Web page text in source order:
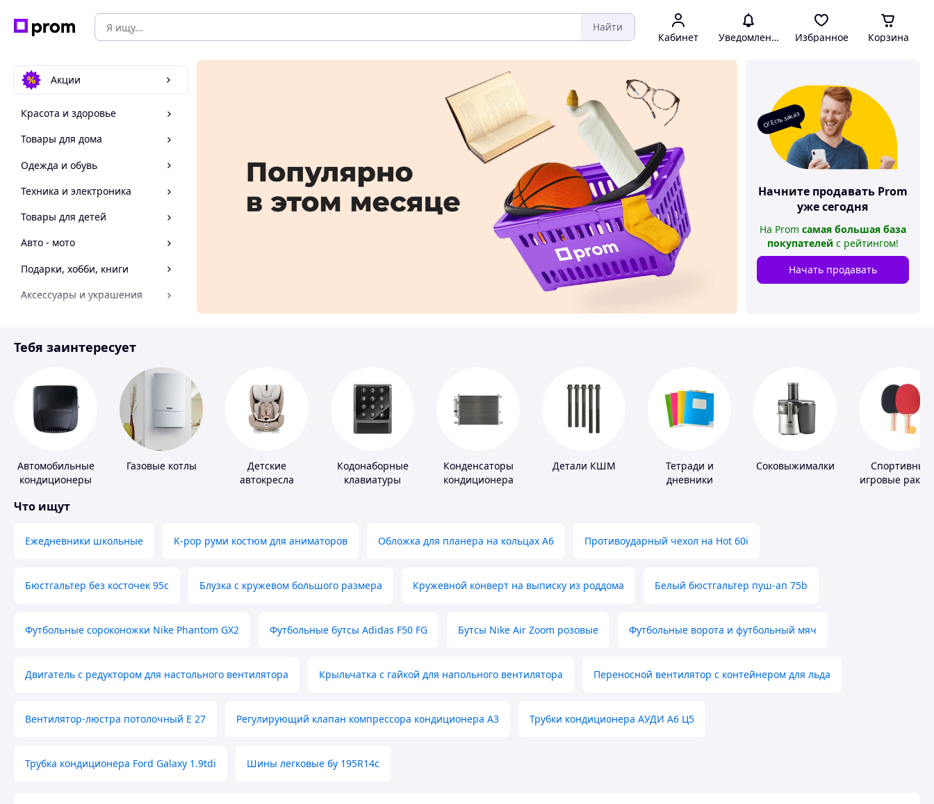
Найти
Кабинет Уведомления Избранное Корзина
Акции
Красота и здоровье
Товары для дома
Одежда и обувь
Техника и электроника
Товары для детей
Авто - мото
Подарки, хобби, книги
Аксессуары и украшения
Спорт и отдых
О! Есть заказ
Начните продавать Prom
уже сегодня
На Prom самая большая база
покупателей с рейтингом!
Начать продавать
Тебя заинтересует
Автомобильные
кондиционеры
Газовые котлы
Детские
автокресла
Кодонаборные
клавиатуры
Конденсаторы
кондиционера
Детали КШМ
Тетради и
дневники
Соковыжималки
Спортивные
игровые
Что ищут
Ежедневники школьные K-pop руми костюм для аниматоров Обложка для планера на кольцах А6 Противоударный чехол на Hot 60i
Бюстгальтер без косточек 95с Блузка с кружевом большого размера Кружевной конверт на выписку из роддома Белый бюстгальтер пуш-ап 75b
Футбольные сороконожки Nike Phantom GX2 Футбольные бутсы Adidas F50 FG Бутсы Nike Air Zoom розовые Футбольные ворота и футбольный мяч
Двигатель с редуктором для настольного вентилятора Крыльчатка с гайкой для напольного вентилятора Переносной вентилятор с контейнером для льда
Вентилятор-люстра потолочный E 27 Регулирующий клапан компрессора кондиционера А3 Трубки кондиционера АУДИ А6 Ц5
Трубка кондиционера Ford Galaxy 1.9tdi Шины легковые бу 195R14c